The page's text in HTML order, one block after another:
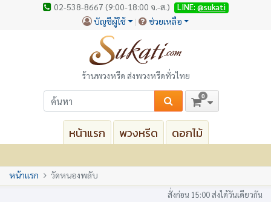
02-538-8667 (9:00-18:00 จ.-ส.) LINE: @sukati
บัญชีผู้ใช้ ช่วยเหลือ
ร้านพวงหรีด ส่งพวงหรีดทั่วไทย
0
หน้าแรก พวงหรีด ดอกไม้
หน้าแรก วัดหนองพลับ
สั่งก่อน 15:00 ส่งได้วันเดียวกัน